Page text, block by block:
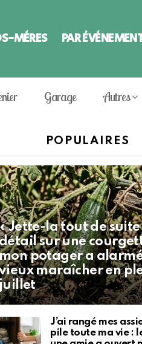
MÈRES PAR
Garage Autres
POPULAIRES
Jette-la tout de suite
sur une
potager a
maraîcher en
J’ai rangé mes
pile toute ma vie :